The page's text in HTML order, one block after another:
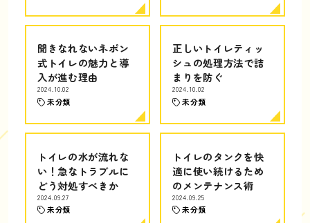
聞きなれないネポン
式トイレの魅力と導
入が進む理由
2024.10.02
未分類
正しいトイレティッ
シュの処理方法で詰
まりを防ぐ
2024.10.02
未分類
トイレの水が流れな
い！急なトラブルに
どう対処すべきか
2024.09.27
未分類
トイレのタンクを快
適に使い続けるため
のメンテナンス術
2024.09.25
未分類